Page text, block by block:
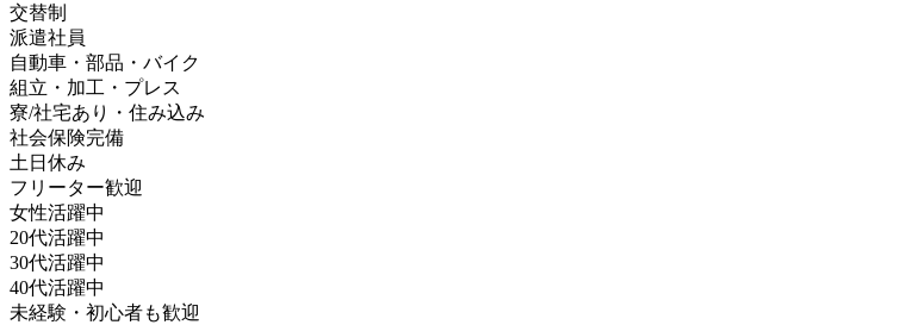
交替制
派遣社員
自動車・部品・バイク
組立・加工・プレス
寮/社宅あり・住み込み
社会保険完備
土日休み
フリーター歓迎
女性活躍中
20代活躍中
30代活躍中
40代活躍中
未経験・初心者も歓迎